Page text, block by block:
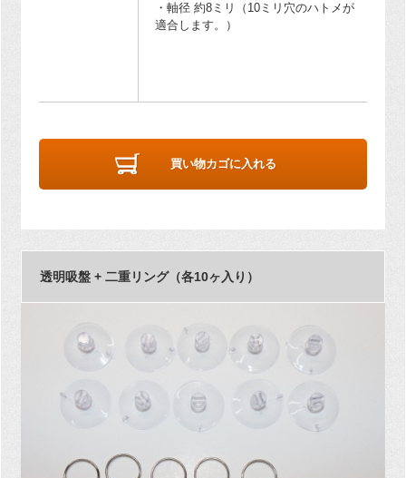
・軸径 約8ミリ（10ミリ穴のハトメが
適合します。）
買い物カゴに入れる
透明吸盤 + 二重リング（各10ヶ入り）